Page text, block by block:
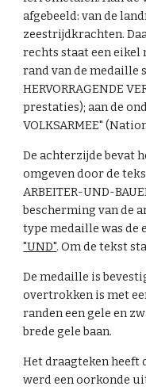
afgebeeld: van de
zeestrijdkrachten.
rechts staat een eikel
rand van de medaille
HERVORRAGENDE
prestaties); aan de
VOLKSARMEE"
De achterzijde bevat
omgeven door de
ARBEITER-UND-
bescherming van de
type medaille was de
"UND". Om de tekst
De medaille is
overtrokken is met
randen een gele en
brede gele baan.
Het draagteken heeft
werd een oorkonde